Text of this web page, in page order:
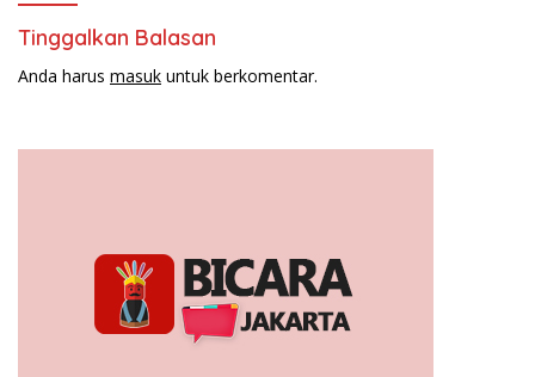
Tinggalkan Balasan
Anda harus masuk untuk berkomentar.